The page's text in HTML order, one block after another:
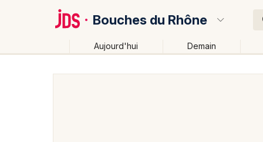
Bouches du Rhône
Aujourd'hui Demain